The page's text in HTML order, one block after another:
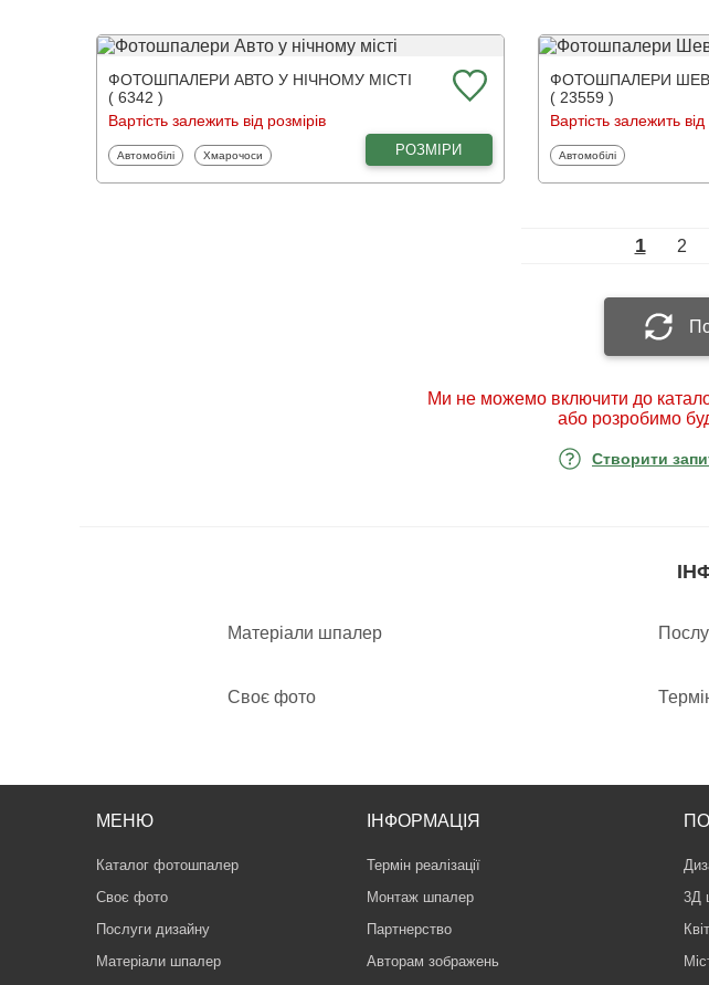
ФОТОШПАЛЕРИ АВТО У НІЧНОМУ МІСТІ
( 6342 )
Вартість залежить від розмірів
Фотошпалери
Автомобілі Фотошпалери
Хмарочоси РОЗМІРИ
ФОТОШПАЛЕРИ
( 23559 )
Вартість залежить від
Фотошпалери
Автомобілі
1 2
Ми не можемо включити до
або розробимо
Створити
Матеріали шпалер
Своє фото
МЕНЮ
Каталог фотошпалер
Своє фото
Послуги дизайну
Матеріали шпалер
ІНФОРМАЦІЯ
Термін реалізації
Монтаж шпалер
Партнерство
Авторам зображень
3Д